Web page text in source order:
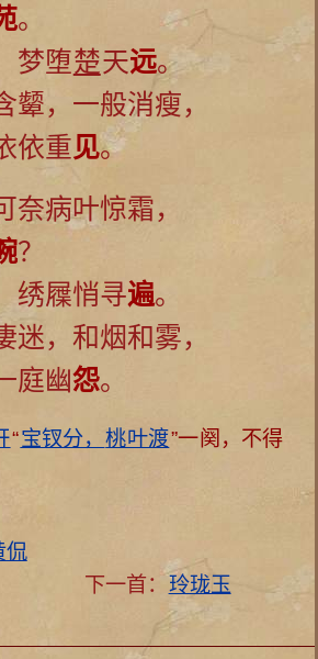
。
梦堕楚天远。
颦，一般消瘦，
依重见。
奈病叶惊霜，
？
绣屧悄寻遍。
迷，和烟和雾，
庭幽怨。
“宝钗分， 桃叶渡”一阕，不得
侃
下一首： 玲珑玉